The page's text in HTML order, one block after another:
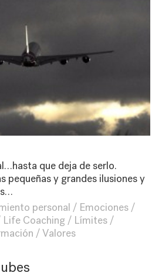
que deja de serlo.
pequeñas y grandes ilusiones y
personal
Emociones
Life Coaching
Límites
Valores